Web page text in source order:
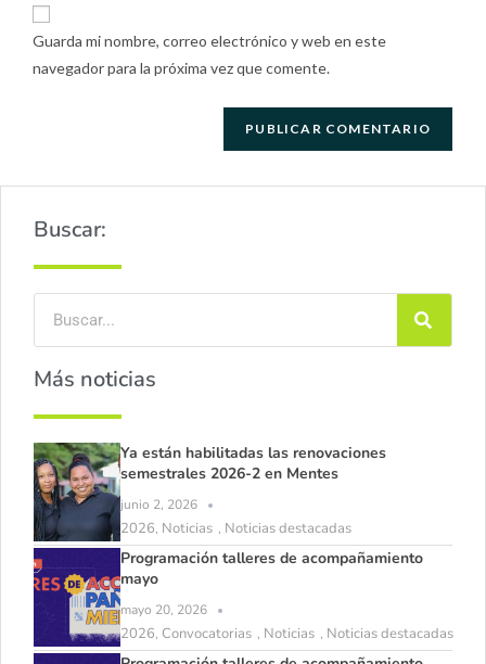
Guarda mi nombre, correo electrónico y web en este
navegador para la próxima vez que comente.
Buscar:
Más noticias
Ya están habilitadas las renovaciones
semestrales 2026-2 en Mentes
junio 2, 2026
2026, Noticias , Noticias destacadas
Programación talleres de acompañamiento
mayo
mayo 20, 2026
2026, Convocatorias , Noticias , Noticias destacadas